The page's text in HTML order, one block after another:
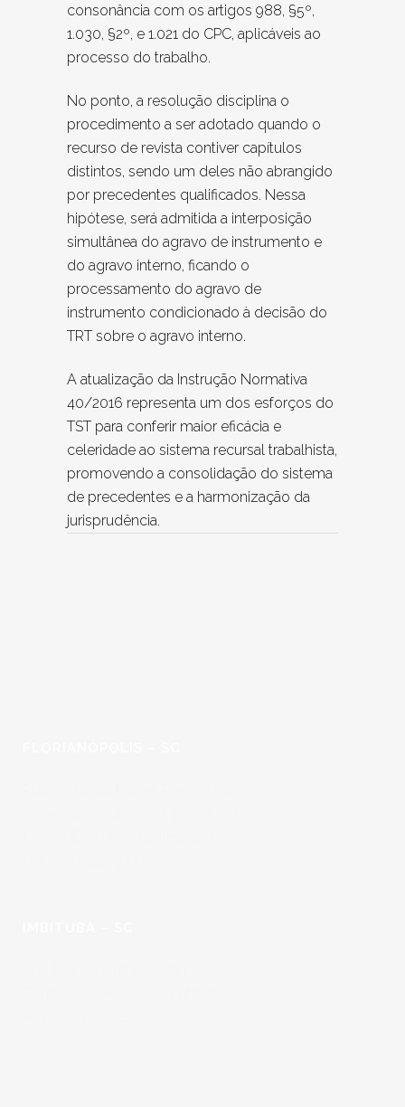
consonância com os artigos 988, §5º,
1.030, §2º, e 1.021 do CPC, aplicáveis ao
processo do trabalho.
No ponto, a resolução disciplina o
procedimento a ser adotado quando o
recurso de revista contiver capítulos
distintos, sendo um deles não abrangido
por precedentes qualificados. Nessa
hipótese, será admitida a interposição
simultânea do agravo de instrumento e
do agravo interno, ficando o
processamento do agravo de
instrumento condicionado à decisão do
TRT sobre o agravo interno.
A atualização da Instrução Normativa
40/2016 representa um dos esforços do
TST para conferir maior eficácia e
celeridade ao sistema recursal trabalhista,
promovendo a consolidação do sistema
de precedentes e a harmonização da
jurisprudência.